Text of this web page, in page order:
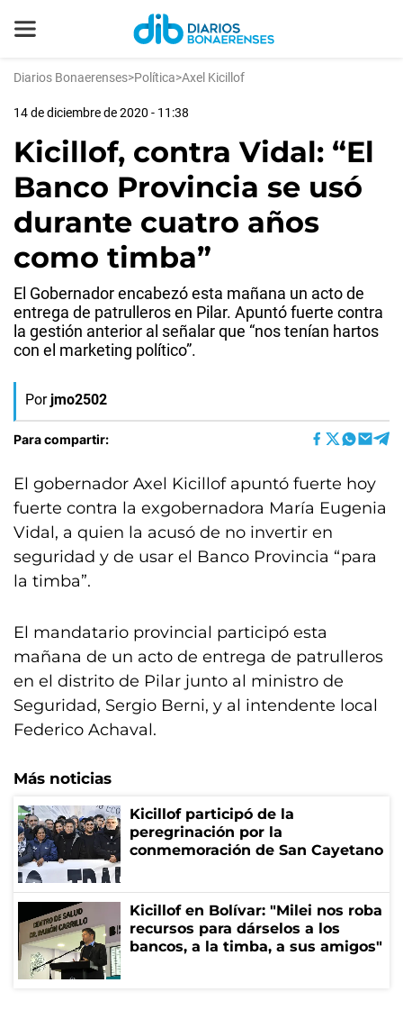
Diarios Bonaerenses>Política>Axel Kicillof
14 de diciembre de 2020 - 11:38
Kicillof, contra Vidal: “El
Banco Provincia se usó
durante cuatro años
como timba”
El Gobernador encabezó esta mañana un acto de
entrega de patrulleros en Pilar. Apuntó fuerte contra
la gestión anterior al señalar que “nos tenían hartos
con el marketing político”.
Por jmo2502
Para compartir:
El gobernador Axel Kicillof apuntó fuerte hoy
fuerte contra la exgobernadora María Eugenia
Vidal, a quien la acusó de no invertir en
seguridad y de usar el Banco Provincia “para
la timba”.
El mandatario provincial participó esta
mañana de un acto de entrega de patrulleros
en el distrito de Pilar junto al ministro de
Seguridad, Sergio Berni, y al intendente local
Federico Achaval.
Más noticias
Kicillof participó de la
peregrinación por la
conmemoración de San Cayetano
Kicillof en Bolívar: "Milei nos roba
recursos para dárselos a los
bancos, a la timba, a sus amigos"